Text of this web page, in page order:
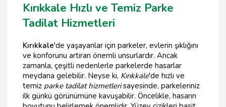
Kırıkkale Hızlı ve Temiz Parke
Tadilat Hizmetleri
Kırıkkale'de yaşayanlar için parkeler, evlerin şıklığını
ve konforunu artıran önemli unsurlardır. Ancak
zamanla, çeşitli nedenlerle parkelerde hasarlar
meydana gelebilir. Neyse ki, Kırıkkale'de hızlı ve
temiz parke tadilat hizmetlerisayesinde, parkeleriniz
ilk günkü görünümüne kavuşabilir. Öncelikle, hasarın